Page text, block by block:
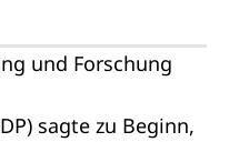
und Forschung
sagte zu Beginn,